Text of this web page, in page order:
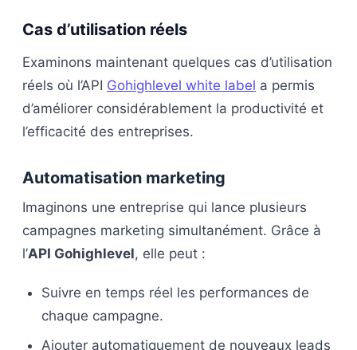
Cas d’utilisation réels
Examinons maintenant quelques cas d’utilisation
réels où l’API Gohighlevel white label a permis
d’améliorer considérablement la productivité et
l’efficacité des entreprises.
Automatisation marketing
Imaginons une entreprise qui lance plusieurs
campagnes marketing simultanément. Grâce à
l’API Gohighlevel, elle peut :
Suivre en temps réel les performances de
chaque campagne.
Ajouter automatiquement de nouveaux leads